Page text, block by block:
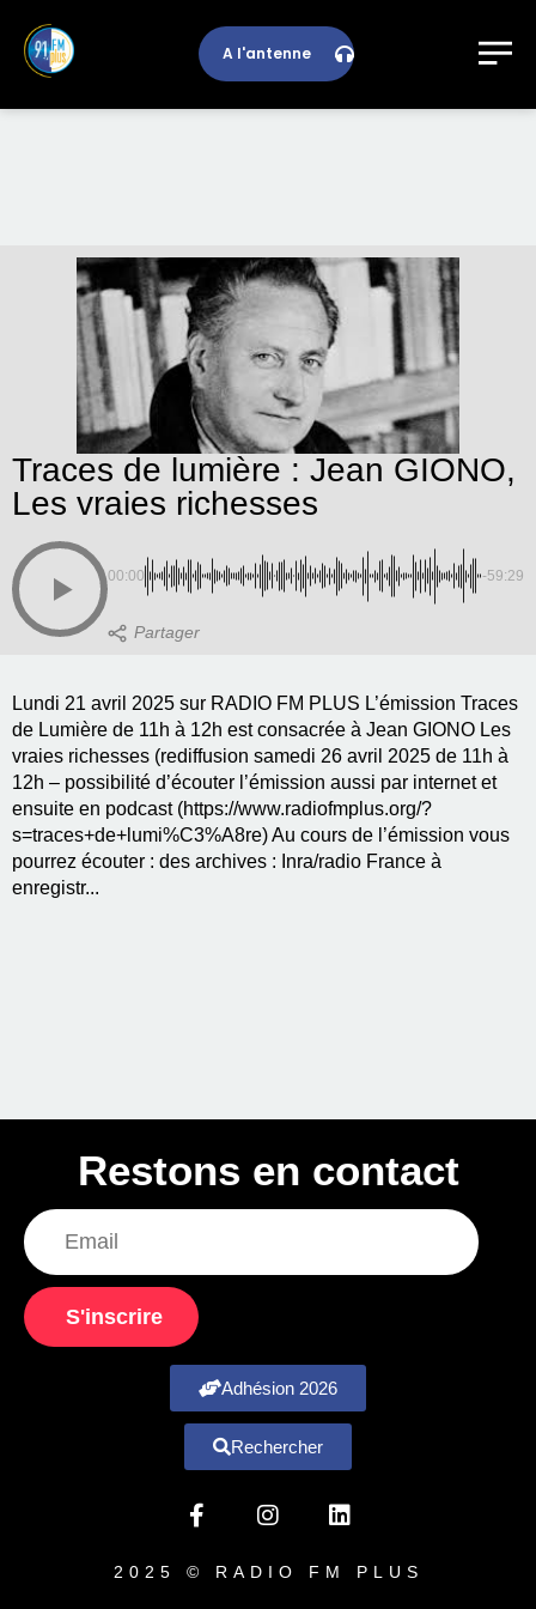
A l'antenne
Traces de lumière : Jean GIONO,
Les vraies richesses
00:00 -59:29
Lundi 21 avril 2025 sur RADIO FM PLUS L’émission Traces
de Lumière de 11h à 12h est consacrée à Jean GIONO Les
vraies richesses (rediffusion samedi 26 avril 2025 de 11h à
12h – possibilité d’écouter l’émission aussi par internet et
ensuite en podcast (https://www.radiofmplus.org/?
s=traces+de+lumi%C3%A8re) Au cours de l’émission vous
pourrez écouter : des archives : Inra/radio France à
enregistr...
Restons en contact
S'inscrire
Adhésion 2026
Rechercher
2025 © RADIO FM PLUS